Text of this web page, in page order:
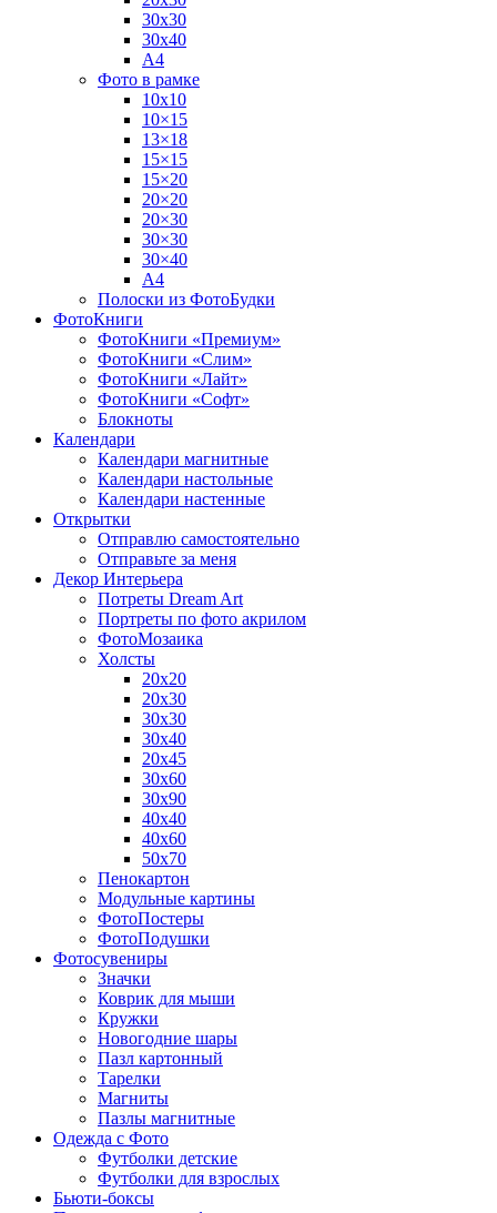
30х30
30х40
А4
Фото в рамке
10х10
10×15
13×18
15×15
15×20
20×20
20×30
30×30
30×40
A4
Полоски из ФотоБудки
ФотоКниги
ФотоКниги «Премиум»
ФотоКниги «Слим»
ФотоКниги «Лайт»
ФотоКниги «Софт»
Блокноты
Календари
Календари магнитные
Календари настольные
Календари настенные
Открытки
Отправлю самостоятельно
Отправьте за меня
Декор Интерьера
Потреты Dream Art
Портреты по фото акрилом
ФотоМозаика
Холсты
20х20
20х30
30х30
30х40
20х45
30х60
30х90
40х40
40х60
50х70
Пенокартон
Модульные картины
ФотоПостеры
ФотоПодушки
Фотоcувениры
Значки
Коврик для мыши
Кружки
Новогодние шары
Пазл картонный
Тарелки
Магниты
Пазлы магнитные
Одежда с Фото
Футболки детские
Футболки для взрослых
Бьюти-боксы